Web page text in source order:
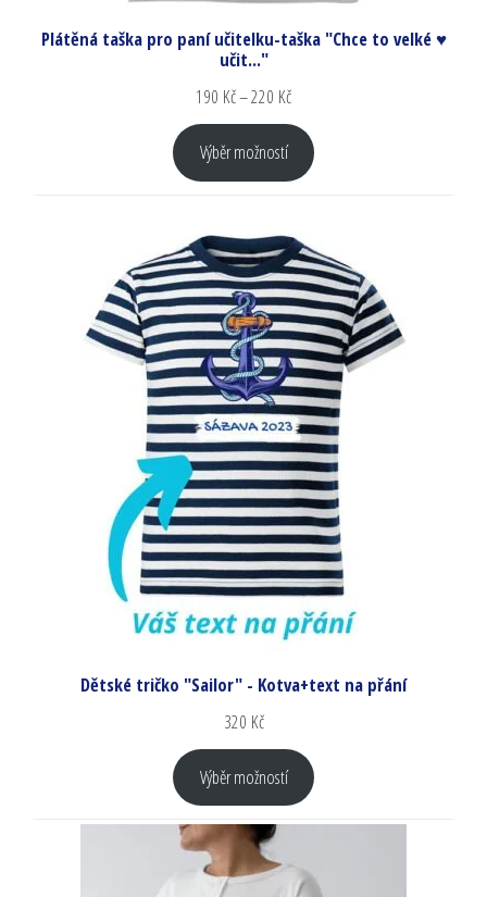
Plátěná taška pro paní učitelku-taška "Chce to velké ♥
učit..."
190 Kč–220 Kč
Výběr možností
Dětské tričko "Sailor" - Kotva+text na přání
320 Kč
Výběr možností